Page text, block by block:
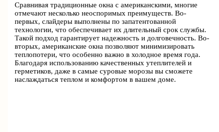
Сравнивая традиционные окна с американскими, многие
отмечают несколько неоспоримых преимуществ. Во-
первых, слайдеры выполнены по запатентованной
технологии, что обеспечивает их длительный срок службы.
Такой подход гарантирует надежность и долговечность. Во-
вторых, американские окна позволяют минимизировать
теплопотери, что особенно важно в холодное время года.
Благодаря использованию качественных утеплителей и
герметиков, даже в самые суровые морозы вы сможете
наслаждаться теплом и комфортом в вашем доме.